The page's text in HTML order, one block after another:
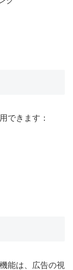
できます：
能は、広告の視